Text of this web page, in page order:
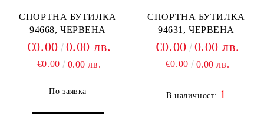
СПОРТНА БУТИЛКА
94668, ЧЕРВЕНА
€0.00 0.00 лв.
€0.00 0.00 лв.
По заявка
СПОРТНА БУТИЛКА
94631, ЧЕРВЕНА
€0.00 0.00 лв.
€0.00 0.00 лв.
В наличност: 1